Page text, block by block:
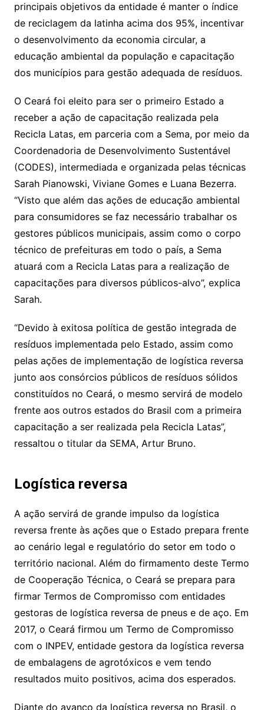
principais objetivos da entidade é manter o índice
de reciclagem da latinha acima dos 95%, incentivar
o desenvolvimento da economia circular, a
educação ambiental da população e capacitação
dos municípios para gestão adequada de resíduos.
O Ceará foi eleito para ser o primeiro Estado a
receber a ação de capacitação realizada pela
Recicla Latas, em parceria com a Sema, por meio da
Coordenadoria de Desenvolvimento Sustentável
(CODES), intermediada e organizada pelas técnicas
Sarah Pianowski, Viviane Gomes e Luana Bezerra.
“Visto que além das ações de educação ambiental
para consumidores se faz necessário trabalhar os
gestores públicos municipais, assim como o corpo
técnico de prefeituras em todo o país, a Sema
atuará com a Recicla Latas para a realização de
capacitações para diversos públicos-alvo”, explica
Sarah.
“Devido à exitosa política de gestão integrada de
resíduos implementada pelo Estado, assim como
pelas ações de implementação de logística reversa
junto aos consórcios públicos de resíduos sólidos
constituídos no Ceará, o mesmo servirá de modelo
frente aos outros estados do Brasil com a primeira
capacitação a ser realizada pela Recicla Latas”,
ressaltou o titular da SEMA, Artur Bruno.
Logística reversa
A ação servirá de grande impulso da logística
reversa frente às ações que o Estado prepara frente
ao cenário legal e regulatório do setor em todo o
território nacional. Além do firmamento deste Termo
de Cooperação Técnica, o Ceará se prepara para
firmar Termos de Compromisso com entidades
gestoras de logística reversa de pneus e de aço. Em
2017, o Ceará firmou um Termo de Compromisso
com o INPEV, entidade gestora da logística reversa
de embalagens de agrotóxicos e vem tendo
resultados muito positivos, acima dos esperados.
Diante do avanço da logística reversa no Brasil, o